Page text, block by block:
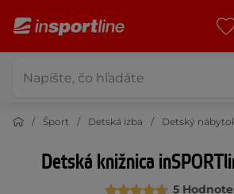
Šport Detská izba Detský
Detská knižnica
5